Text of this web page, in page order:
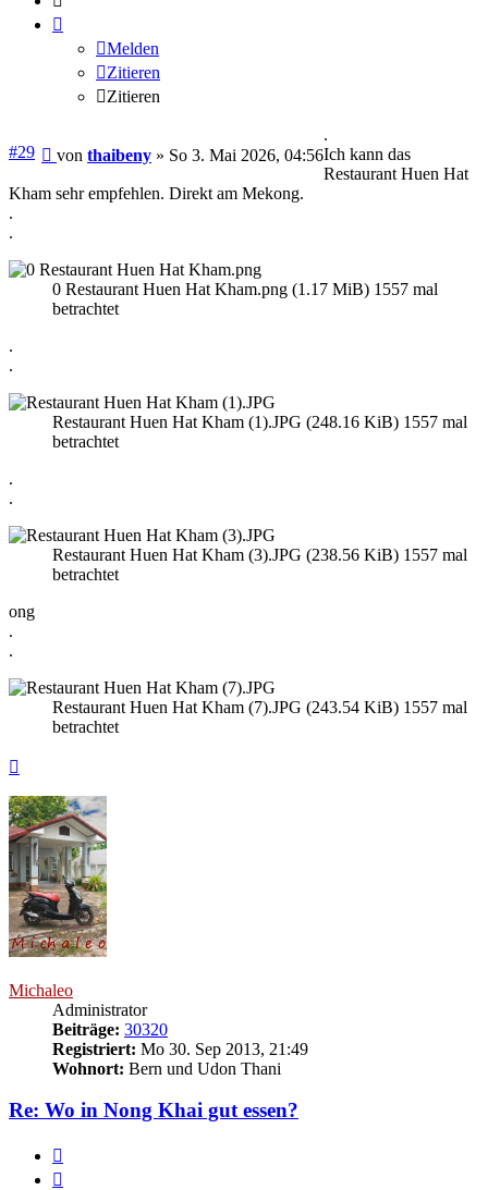
Melden
Zitieren
Zitieren
#29 Beitrag
von thaibeny » So 3. Mai 2026, 04:56
.
Ich kann das
Restaurant Huen Hat
Kham sehr empfehlen. Direkt am Mekong.
.
.
0 Restaurant Huen Hat Kham.png (1.17 MiB) 1557 mal
betrachtet
.
.
Restaurant Huen Hat Kham (1).JPG (248.16 KiB) 1557 mal
betrachtet
.
.
Restaurant Huen Hat Kham (3).JPG (238.56 KiB) 1557 mal
betrachtet
ong
.
.
Restaurant Huen Hat Kham (7).JPG (243.54 KiB) 1557 mal
betrachtet
Michaleo
Administrator
Beiträge: 30320
Registriert: Mo 30. Sep 2013, 21:49
Wohnort: Bern und Udon Thani
Re: Wo in Nong Khai gut essen?